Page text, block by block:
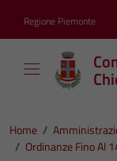
Regione Piemonte
Home /
/ Ordinanze Fino Al